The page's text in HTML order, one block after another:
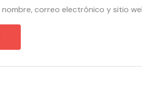
nombre, correo electrónico y sitio